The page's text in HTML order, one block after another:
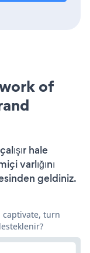
of
hale
varlığını
geldiniz.
turn